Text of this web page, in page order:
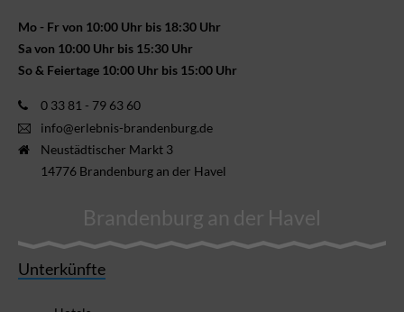
Mo - Fr von 10:00 Uhr bis 18:30 Uhr
Sa von 10:00 Uhr bis 15:30 Uhr
So & Feiertage 10:00 Uhr bis 15:00 Uhr
0 33 81 - 79 63 60
info@erlebnis-brandenburg.de
Neustädtischer Markt 3
14776 Brandenburg an der Havel
Brandenburg an der Havel
Unterkünfte